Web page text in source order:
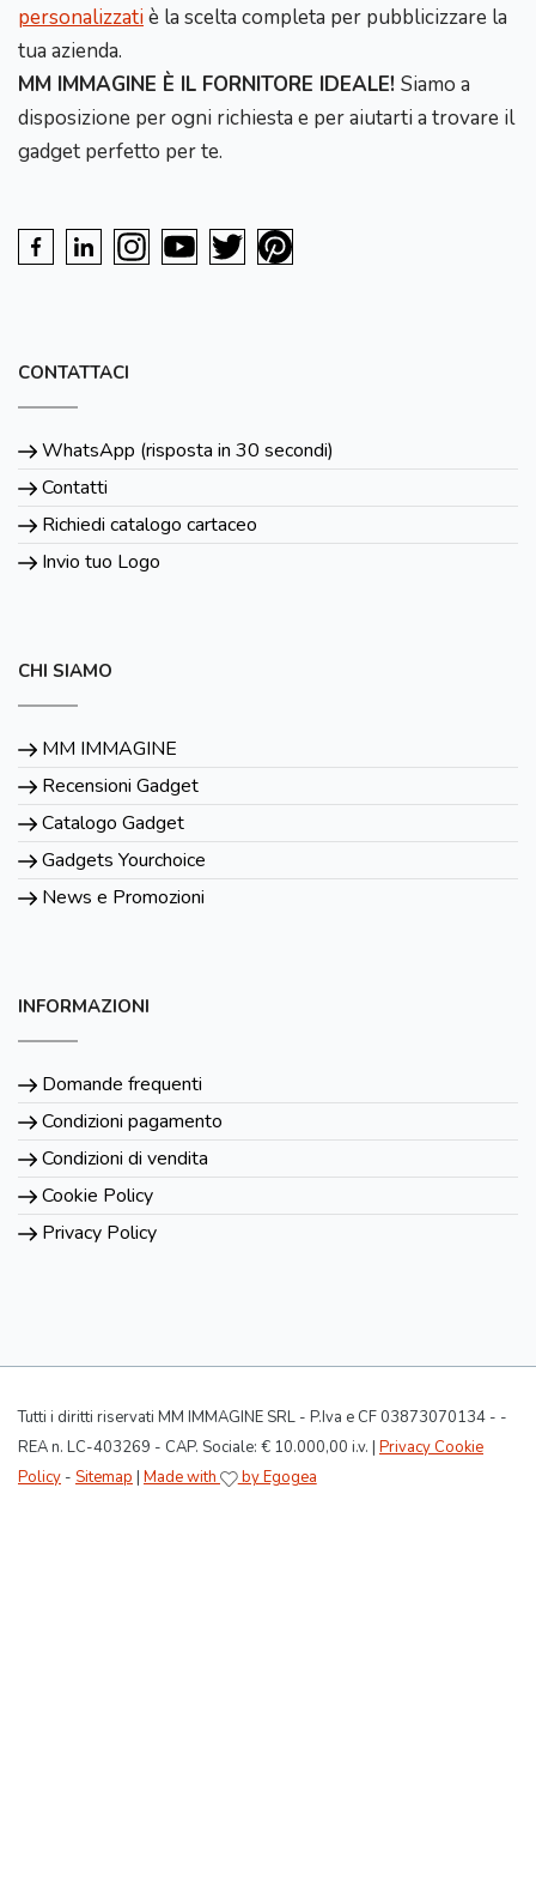
personalizzatiè la scelta completa per pubblicizzare la
tua azienda.
MM IMMAGINE È IL FORNITORE IDEALE! Siamo a
disposizione per ogni richiesta e per aiutarti a trovare il
gadget perfetto per te.
CONTATTACI
WhatsApp (risposta in 30 secondi)
Contatti
Richiedi catalogo cartaceo
Invio tuo Logo
CHI SIAMO
MM IMMAGINE
Recensioni Gadget
Catalogo Gadget
Gadgets Yourchoice
News e Promozioni
INFORMAZIONI
Domande frequenti
Condizioni pagamento
Condizioni di vendita
Cookie Policy
Privacy Policy
Tutti i diritti riservati MM IMMAGINE SRL - P.Iva e CF 03873070134 - -
REA n. LC-403269 - CAP. Sociale: € 10.000,00 i.v. | Privacy Cookie
Policy - Sitemap | Made with by Egogea